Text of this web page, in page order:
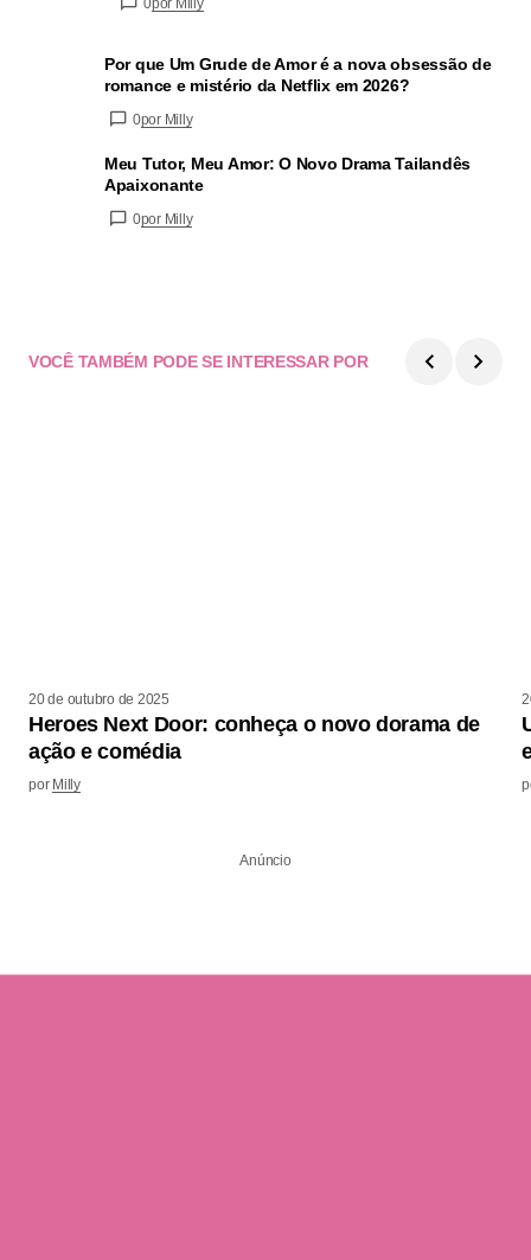
0por Milly
Por que Um Grude de Amor é a nova obsessão de
romance e mistério da Netflix em 2026?
0por Milly
Meu Tutor, Meu Amor: O Novo Drama Tailandês
Apaixonante
0por Milly
VOCÊ TAMBÉM PODE SE INTERESSAR POR
20 de outubro de 2025
Heroes Next Door: conheça o novo dorama de
ação e comédia
por Milly
Anúncio